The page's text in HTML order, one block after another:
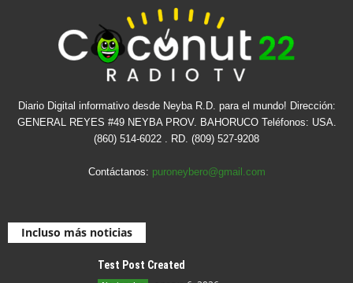
Diario Digital informativo desde Neyba R.D. para el mundo! Dirección:
GENERAL REYES #49 NEYBA PROV. BAHORUCO Teléfonos: USA.
(860) 514-6022 . RD. (809) 527-9208
Contáctanos: puroneybero@gmail.com
Incluso más noticias
Test Post Created